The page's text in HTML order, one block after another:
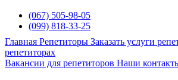
(067) 505-98-05
(099) 818-33-25
Главная Репетиторы Заказать услуги
репетиторах
Вакансии для репетиторов Наши